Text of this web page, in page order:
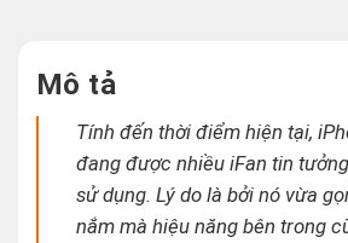
Mô tả
Tính đến thời điểm hiện tại,
đang được nhiều iFan tin
sử dụng. Lý do là bởi nó vừa
nắm mà hiệu năng bên trong